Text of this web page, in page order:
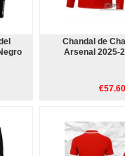
Chandal de
Arsenal 2025-
€57.60